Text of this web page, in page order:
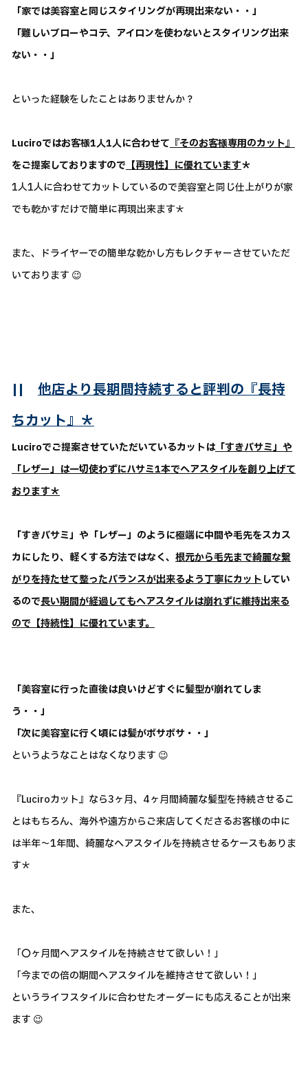
「家では美容室と同じスタイリングが再現出来ない・・」
「難しいブローやコテ、アイロンを使わないとスタイリング出来
ない・・」
といった経験をしたことはありませんか？
Luciroではお客様1人1人に合わせて『そのお客様専用のカット』
をご提案しておりますので【再現性】に優れています＊
1人1人に合わせてカットしているので美容室と同じ仕上がりが家
でも乾かすだけで簡単に再現出来ます＊
また、ドライヤーでの簡単な乾かし方もレクチャーさせていただ
いております 😉
|| 他店より長期間持続すると評判の『長持
ちカット』＊
Luciroでご提案させていただいているカットは「すきバサミ」や
「レザー」は一切使わずにハサミ1本でヘアスタイルを創り上げて
おります＊
「すきバサミ」や「レザー」のように極端に中間や毛先をスカス
カにしたり、軽くする方法ではなく、 根元から毛先まで綺麗な繋
がりを持たせて整ったバランスが出来るよう丁寧にカットしてい
るので長い期間が経過してもヘアスタイルは崩れずに維持出来る
ので【持続性】に優れています。
「美容室に行った直後は良いけどすぐに髪型が崩れてしま
う・・」
「次に美容室に行く頃には髪がボサボサ・・」
というようなことはなくなります 😉
『Luciroカット』なら3ヶ月、4ヶ月間綺麗な髪型を持続させるこ
とはもちろん、海外や遠方からご来店してくださるお客様の中に
は半年～1年間、綺麗なヘアスタイルを持続させるケースもありま
す＊
また、
「〇ヶ月間ヘアスタイルを持続させて欲しい！」
「今までの倍の期間ヘアスタイルを維持させて欲しい！」
というライフスタイルに合わせたオーダーにも応えることが出来
ます 😉